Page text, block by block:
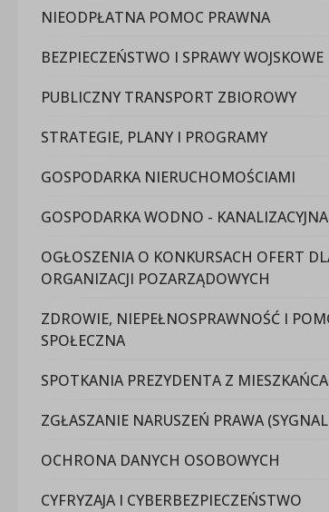
NIEODPŁATNA POMOC PRAWNA
BEZPIECZEŃSTWO I SPRAWY WOJSKOWE
PUBLICZNY TRANSPORT ZBIOROWY
STRATEGIE, PLANY I PROGRAMY
GOSPODARKA NIERUCHOMOŚCIAMI
GOSPODARKA WODNO - KANALIZACYJNA
OGŁOSZENIA O KONKURSACH OFERT
ORGANIZACJI POZARZĄDOWYCH
ZDROWIE, NIEPEŁNOSPRAWNOŚĆ I
SPOŁECZNA
SPOTKANIA PREZYDENTA Z
ZGŁASZANIE NARUSZEŃ PRAWA
OCHRONA DANYCH OSOBOWYCH
CYFRYZAJA I CYBERBEZPIECZEŃSTWO